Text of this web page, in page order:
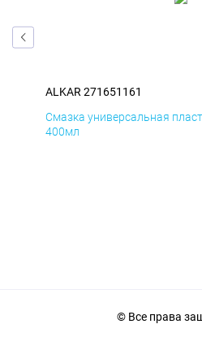
ALKAR 271651161
Смазка универсальная
400мл
© Все права